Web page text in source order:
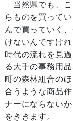
当然県でも、こ
らものを買って
んで買っていく
けないんですけ
時代の流れを見
る大手の事務用
町の森林組合の
合うような商品
ナーにならない
をききます。